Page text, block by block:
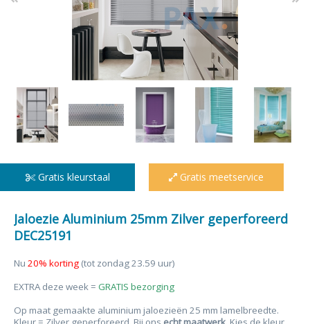
Gratis kleurstaal Gratis meetservice
Jaloezie Aluminium 25mm Zilver geperforeerd
DEC25191
Nu 20% korting (tot zondag 23.59 uur)
EXTRA deze week = GRATIS bezorging
Op maat gemaakte aluminium jaloezieën 25 mm lamelbreedte.